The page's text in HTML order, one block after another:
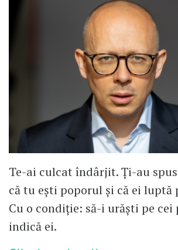
Te-ai culcat îndârjit. Ți-au
că tu ești poporul și că ei luptă
Cu o condiție: să-i urăști pe cei
indică ei.